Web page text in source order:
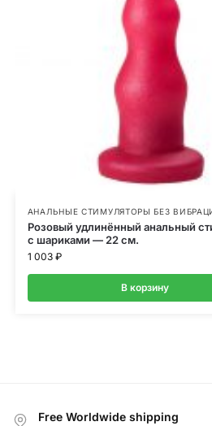
АНАЛЬНЫЕ СТИМУЛЯТОРЫ БЕЗ
Розовый удлинённый анальный
с шариками — 22 см.
1 003 ₽
В корзину
Free Worldwide shipping